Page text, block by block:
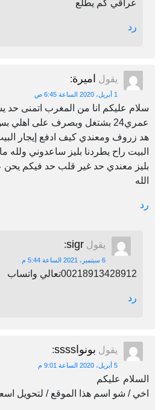
عراقي كم يطلع
رد
يقول اميرة:
1 أبريل، 2020 الساعة 6:45 ص
سلام عليكم انا من المغرب اتمنى حد
عمري24 بشتغل وبصرف على
هد زروف ومعندي كيف ادفع إيجار
البيت راح يطردنا بليز ساعدوني ولله
بليز معندي حد غير قلب حد فيكم يحن
الله
رد
يقول sigr
:
6 سبتمبر، 2021 الساعة 5:44 م
00218913428912تعالي واتساب
رد
يقول بونواssss :
5 أبريل، 2020 الساعة 9:01 م
السلام عليكم
اخي / شو اسم هذا الموقع / لتحويل